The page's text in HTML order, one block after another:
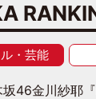
・芸能
金川紗耶『rienda』